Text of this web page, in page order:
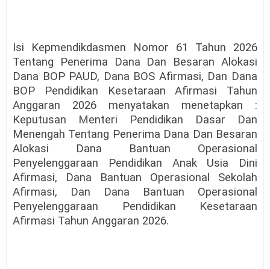
Isi Kepmendikdasmen Nomor 61 Tahun 2026
Tentang Penerima Dana Dan Besaran Alokasi
Dana BOP PAUD, Dana BOS Afirmasi, Dan Dana
BOP Pendidikan Kesetaraan Afirmasi Tahun
Anggaran 2026 menyatakan menetapkan :
Keputusan Menteri Pendidikan Dasar Dan
Menengah Tentang Penerima Dana Dan Besaran
Alokasi Dana Bantuan Operasional
Penyelenggaraan Pendidikan Anak Usia Dini
Afirmasi, Dana Bantuan Operasional Sekolah
Afirmasi, Dan Dana Bantuan Operasional
Penyelenggaraan Pendidikan Kesetaraan
Afirmasi Tahun Anggaran 2026.